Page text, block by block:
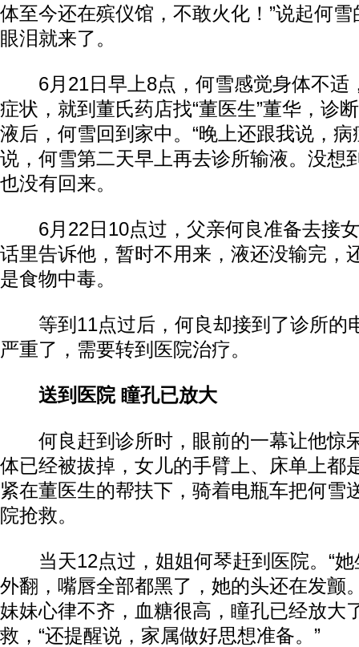
体至今还在殡仪馆，不敢火化！”说起何
眼泪就来了。
6月21日早上8点，何雪感觉身体不适
症状，就到董氏药店找“董医生”董华，诊
液后，何雪回到家中。“晚上还跟我说，病
说，何雪第二天早上再去诊所输液。没想
也没有回来。
6月22日10点过，父亲何良准备去接女
话里告诉他，暂时不用来，液还没输完，
是食物中毒。
等到11点过后，何良却接到了诊所的
严重了，需要转到医院治疗。
送到医院 瞳孔已放大
何良赶到诊所时，眼前的一幕让他惊
体已经被拔掉，女儿的手臂上、床单上都
紧在董医生的帮扶下，骑着电瓶车把何雪
院抢救。
当天12点过，姐姐何琴赶到医院。“她
外翻，嘴唇全部都黑了，她的头还在发颤
妹妹心律不齐，血糖很高，瞳孔已经放大
救，“还提醒说，家属做好思想准备。”